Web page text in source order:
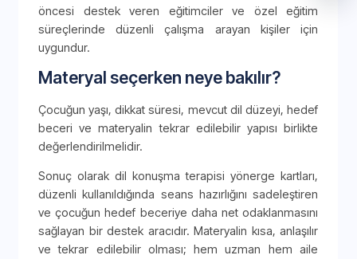
öncesi destek veren eğitimciler ve özel eğitim
süreçlerinde düzenli çalışma arayan kişiler için
uygundur.
Materyal seçerken neye bakılır?
Çocuğun yaşı, dikkat süresi, mevcut dil düzeyi, hedef
beceri ve materyalin tekrar edilebilir yapısı birlikte
değerlendirilmelidir.
Sonuç olarak dil konuşma terapisi yönerge kartları,
düzenli kullanıldığında seans hazırlığını sadeleştiren
ve çocuğun hedef beceriye daha net odaklanmasını
sağlayan bir destek aracıdır. Materyalin kısa, anlaşılır
ve tekrar edilebilir olması; hem uzman hem aile